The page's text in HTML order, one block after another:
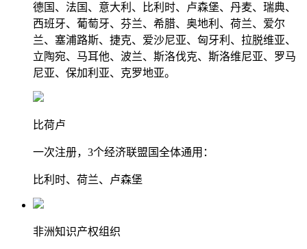
德国、法国、意大利、比利时、卢森堡、丹麦、瑞典、
西班牙、葡萄牙、芬兰、希腊、奥地利、荷兰、爱尔
兰、塞浦路斯、捷克、爱沙尼亚、匈牙利、拉脱维亚、
立陶宛、马耳他、波兰、斯洛伐克、斯洛维尼亚、罗马
尼亚、保加利亚、克罗地亚。
比荷卢
一次注册，3个经济联盟国全体通用：
比利时、荷兰、卢森堡
非洲知识产权组织